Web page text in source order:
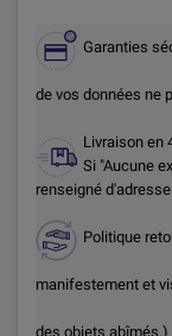
Garanties
de vos données ne
Livraison en
Si "Aucune
renseigné
Politique
manifestement et
des objets abîmés.)